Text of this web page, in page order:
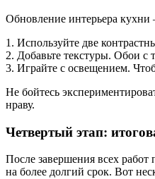
Обновление интерьера
1. Используйте две
2. Добавьте текстуры. Обои с
3. Играйте с освещением.
Не бойтесь
нраву.
Четвертый этап:
После завершения всех
на более долгий срок. Вот